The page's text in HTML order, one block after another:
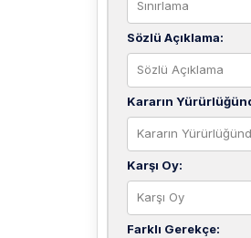
Sınırlama
Sözlü Açıklama:
Sözlü Açıklama
Kararın
Kararın
Karşı Oy:
Karşı Oy
Farklı Gerekçe: